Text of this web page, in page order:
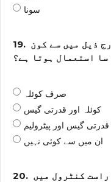
سونا
19. ذیل میں سے کون
سا استعمال ہوتا ہے؟
صرف کوئلہ
کوئلہ اور قدرتی گیس
قدرتی گیس اور پیٹرولیم
ان میں سے کوئی نہیں
20. کنٹرول میں